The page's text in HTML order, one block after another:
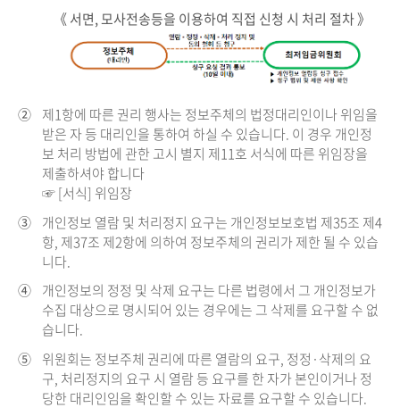
《 서면, 모사전송등을 이용하여 직접 신청 시 처리 절차 》
② 제1항에 따른 권리 행사는 정보주체의 법정대리인이나 위임을
받은 자 등 대리인을 통하여 하실 수 있습니다. 이 경우 개인정
보 처리 방법에 관한 고시 별지 제11호 서식에 따른 위임장을
제출하셔야 합니다
☞ [서식] 위임장
③ 개인정보 열람 및 처리정지 요구는 개인정보보호법 제35조 제4
항, 제37조 제2항에 의하여 정보주체의 권리가 제한 될 수 있습
니다.
④ 개인정보의 정정 및 삭제 요구는 다른 법령에서 그 개인정보가
수집 대상으로 명시되어 있는 경우에는 그 삭제를 요구할 수 없
습니다.
⑤ 위원회는 정보주체 권리에 따른 열람의 요구, 정정·삭제의 요
구, 처리정지의 요구 시 열람 등 요구를 한 자가 본인이거나 정
당한 대리인임을 확인할 수 있는 자료를 요구할 수 있습니다.